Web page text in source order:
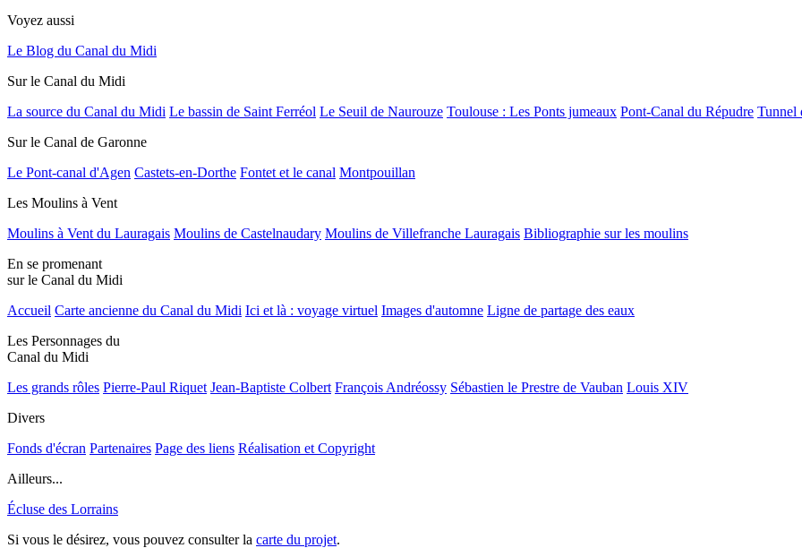
Voyez aussi
Le Blog du Canal du Midi
Sur le Canal du Midi
La source du Canal du Midi Le bassin de Saint Ferréol Le Seuil de Naurouze Toulouse : Les Ponts jumeaux Pont-Canal du Répudre Tunnel
Sur le Canal de Garonne
Le Pont-canal d'Agen Castets-en-Dorthe Fontet et le canal Montpouillan
Les Moulins à Vent
Moulins à Vent du Lauragais Moulins de Castelnaudary Moulins de Villefranche Lauragais Bibliographie sur les moulins
En se promenant
sur le Canal du Midi
Accueil Carte ancienne du Canal du Midi Ici et là : voyage virtuel Images d'automne Ligne de partage des eaux
Les Personnages du
Canal du Midi
Les grands rôles Pierre-Paul Riquet Jean-Baptiste Colbert François Andréossy Sébastien le Prestre de Vauban Louis XIV
Divers
Fonds d'écran Partenaires Page des liens Réalisation et Copyright
Ailleurs...
Écluse des Lorrains
Si vous le désirez, vous pouvez consulter la carte du projet.